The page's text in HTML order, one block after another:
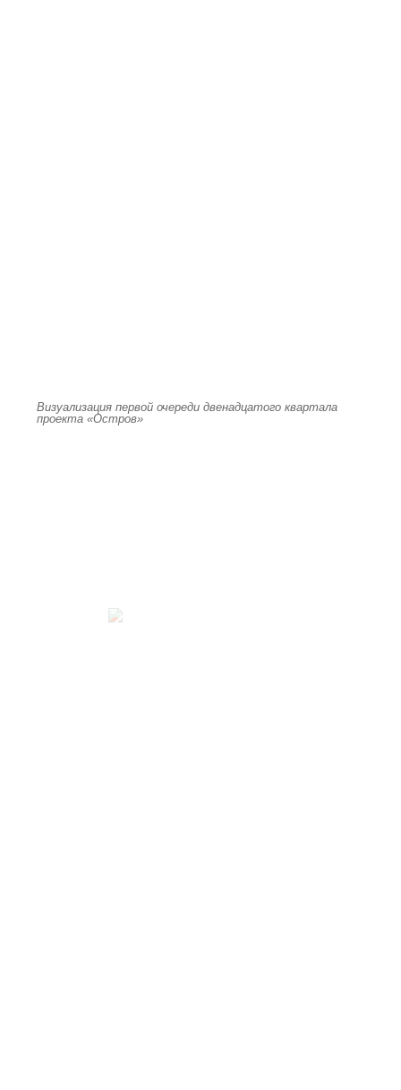
Визуализация первой очереди двенадцатого квартала
проекта «Остров»